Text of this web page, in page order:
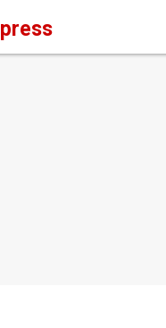
press